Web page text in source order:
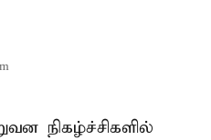
நிகழ்ச்சிகளில்